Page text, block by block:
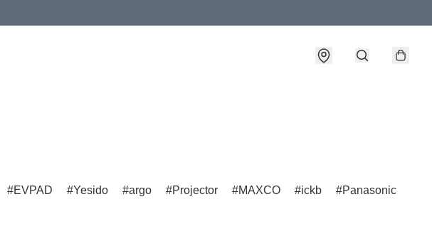
EVPAD Yesido argo Projector MAXCO ickb Panasonic